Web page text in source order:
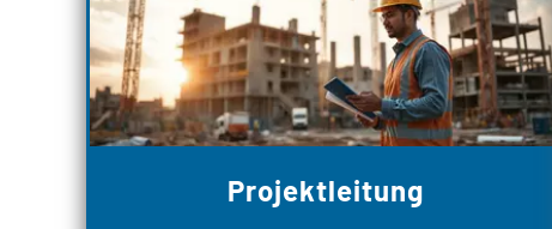
Projektleitung